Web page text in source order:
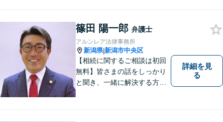
個人の方も法人の方も、お気
軽にご相談ください。
篠田 陽一郎 弁護士
アルンレア法律事務所
新潟県|新潟市中央区
【相続に関するご相談は初回
無料】皆さまの話をしっかり
と聞き、一緒に解決する方法
詳細を見
る